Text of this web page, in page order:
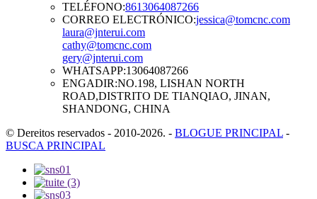
TELÉFONO:8613064087266
CORREO ELECTRÓNICO:jessica@tomcnc.com
laura@jnterui.com
cathy@tomcnc.com
gery@jnterui.com
WHATSAPP:13064087266
ENGADIR:NO.198, LISHAN NORTH
ROAD,DISTRITO DE TIANQIAO, JINAN,
SHANDONG, CHINA
© Dereitos reservados - 2010-2026. - BLOGUE PRINCIPAL -
BUSCA PRINCIPAL